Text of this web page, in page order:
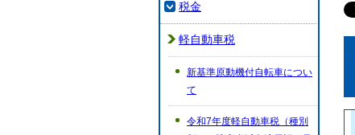
税金
軽自動車税
新基準原動機付自転車につい
て
令和7年度軽自動車税（種別